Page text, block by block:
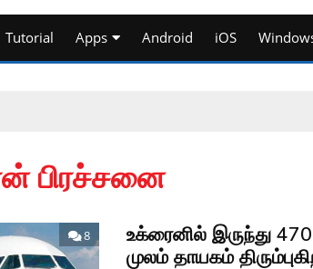
Tutorial Apps Android iOS
பிரச்சனை
8
உக்ரைனில் இருந்து
முலம் தாயகம்